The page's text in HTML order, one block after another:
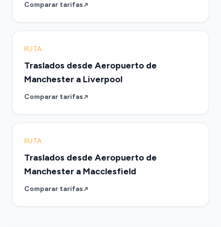
Comparar tarifas
RUTA
Traslados desde Aeropuerto de
Manchester a Liverpool
Comparar tarifas
RUTA
Traslados desde Aeropuerto de
Manchester a Macclesfield
Comparar tarifas